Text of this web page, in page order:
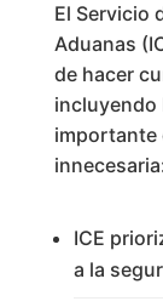
El Servicio
Aduanas
de hacer
incluyendo
importante
ICE
a la